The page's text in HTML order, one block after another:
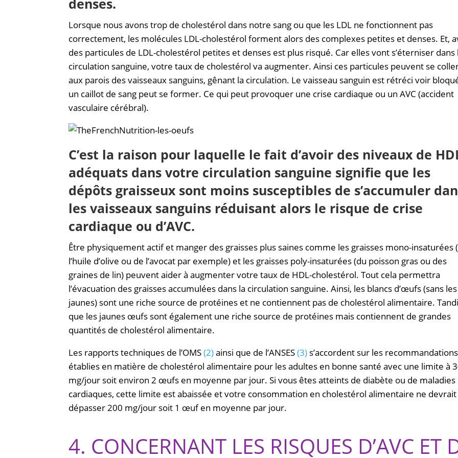
denses.
Lorsque nous avons trop de cholestérol dans notre sang ou que les LDL ne fonctionnent pas
correctement, les molécules LDL-cholestérol forment alors des complexes petites et denses. Et,
des particules de LDL-cholestérol petites et denses est plus risqué. Car elles vont s’éterniser dans
circulation sanguine, votre taux de cholestérol va augmenter. Ainsi ces particules peuvent se
aux parois des vaisseaux sanguins, gênant la circulation. Le vaisseau sanguin est rétréci voir
un caillot de sang peut se former. Ce qui peut provoquer une crise cardiaque ou un AVC (accident
vasculaire cérébral).
C’est la raison pour laquelle le fait d’avoir des niveaux de
adéquats dans votre circulation sanguine signifie que les
dépôts graisseux sont moins susceptibles de s’accumuler
les vaisseaux sanguins réduisant alors le risque de crise
cardiaque ou d’AVC.
Être physiquement actif et manger des graisses plus saines comme les graisses mono-insaturées
l’huile d’olive ou de l’avocat par exemple) et les graisses poly-insaturées (du poisson gras ou des
graines de lin) peuvent aider à augmenter votre taux de HDL-cholestérol. Tout cela permettra
l’évacuation des graisses accumulées dans la circulation sanguine. Ainsi, les blancs d’œufs (sans les
jaunes) sont une riche source de protéines et ne contiennent pas de cholestérol alimentaire.
que les jaunes œufs sont également une riche source de protéines mais contiennent de grandes
quantités de cholestérol alimentaire.
Les rapports techniques de l’OMS(2)ainsi que de l’ANSES(3) s’accordent sur les recommandations
établies en matière de cholestérol alimentaire pour les adultes en bonne santé avec une limite à
mg/jour soit environ 2 œufs en moyenne par jour. Si vous êtes atteints de diabète ou de maladies
cardiaques, cette limite est abaissée et votre consommation en cholestérol alimentaire ne devrait
dépasser 200 mg/jour soit 1 œuf en moyenne par jour.
4. CONCERNANT LES RISQUES D’AVC ET